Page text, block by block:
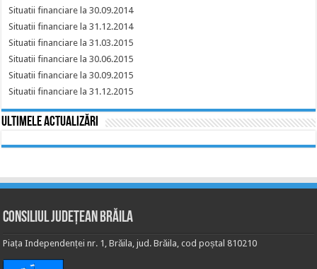
Situatii financiare la 30.09.2014
Situatii financiare la 31.12.2014
Situatii financiare la 31.03.2015
Situatii financiare la 30.06.2015
Situatii financiare la 30.09.2015
Situatii financiare la 31.12.2015
Ultimele actualizări
Consiliul Județean Brăila
Piața Independenței nr. 1, Brăila, jud. Brăila, cod poștal 810210